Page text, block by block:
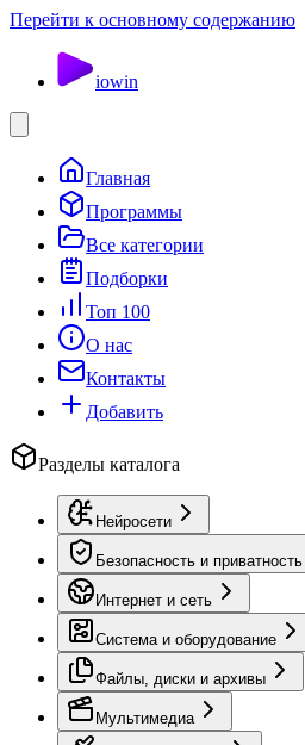
Перейти к основному содержанию
iowin
Главная
Программы
Все категории
Подборки
Топ 100
О нас
Контакты
Добавить
Разделы каталога
Нейросети
Безопасность и приватность
Интернет и сеть
Система и оборудование
Файлы, диски и архивы
Мультимедиа